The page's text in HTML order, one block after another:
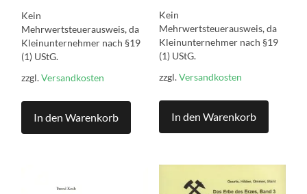
Kein
Mehrwertsteuerausweis, da
Kleinunternehmer nach §19
(1) UStG.
zzgl.Versandkosten
In den Warenkorb
Kein
Mehrwertsteuerausweis, da
Kleinunternehmer nach §19
(1) UStG.
zzgl.Versandkosten
In den Warenkorb